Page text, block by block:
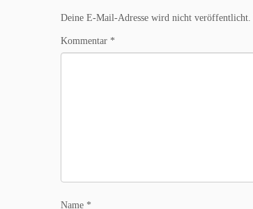
Deine E-Mail-Adresse wird nicht veröffentlicht.
Kommentar *
Name *